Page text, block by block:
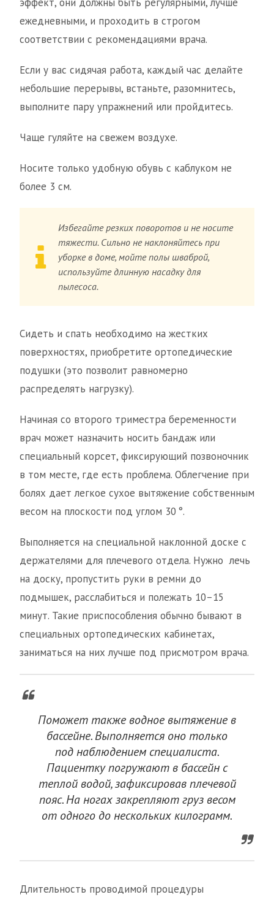
ежедневными, и проходить в строгом
соответствии с рекомендациями врача.
Если у вас сидячая работа, каждый час делайте
небольшие перерывы, встаньте, разомнитесь,
выполните пару упражнений или пройдитесь.
Чаще гуляйте на свежем воздухе.
Носите только удобную обувь с каблуком не
более 3 см.
Избегайте резких поворотов и не носите
тяжести. Сильно не наклоняйтесь при
уборке в доме, мойте полы шваброй,
используйте длинную насадку для
пылесоса.
Сидеть и спать необходимо на жестких
поверхностях, приобретите ортопедические
подушки (это позволит равномерно
распределять нагрузку).
Начиная со второго триместра беременности
врач может назначить носить бандаж или
специальный корсет, фиксирующий позвоночник
в том месте, где есть проблема. Облегчение при
болях дает легкое сухое вытяжение собственным
весом на плоскости под углом 30 °.
Выполняется на специальной наклонной доске с
держателями для плечевого отдела. Нужно лечь
на доску, пропустить руки в ремни до
подмышек, расслабиться и полежать 10–15
минут. Такие приспособления обычно бывают в
специальных ортопедических кабинетах,
заниматься на них лучше под присмотром врача.
Поможет также водное вытяжение в
бассейне. Выполняется оно только
под наблюдением специалиста.
Пациентку погружают в бассейн с
теплой водой, зафиксировав плечевой
пояс. На ногах закрепляют груз весом
от одного до нескольких килограмм.
Длительность проводимой процедуры